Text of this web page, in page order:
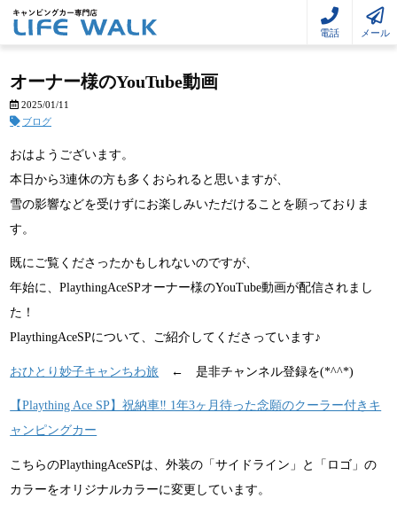
電話 メール
オーナー様のYouTube動画
2025/01/11
ブログ
おはようございます。
本日から3連休の方も多くおられると思いますが、
雪の影響などを受けずにお楽しみいただけることを願っておりま
す。
既にご覧くださったかもしれないのですが、
年始に、PlaythingAceSPオーナー様のYouTube動画が配信されまし
た！
PlaythingAceSPについて、ご紹介してくださっています♪
おひとり妙子キャンちわ旅 ← 是非チャンネル登録を(*^^*)
【Plaything Ace SP】祝納車‼ 1年3ヶ月待った念願のクーラー付きキ
ャンピングカー
こちらのPlaythingAceSPは、外装の「サイドライン」と「ロゴ」の
カラーをオリジナルカラーに変更しています。